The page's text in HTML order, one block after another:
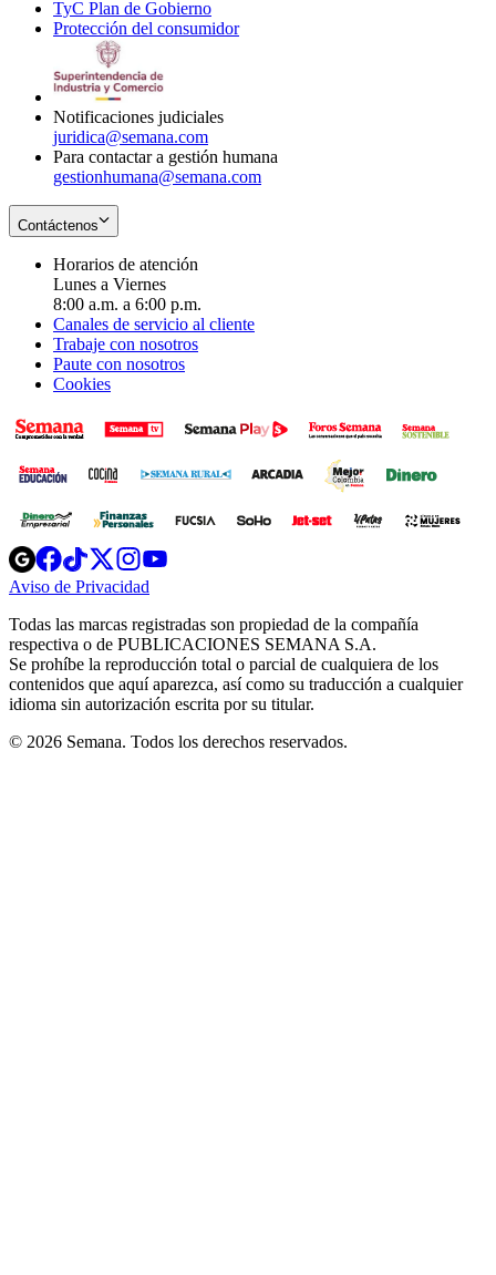
new
window
in
new
TyC Plan de Gobierno
in
Protección del consumidorOpens
Notificaciones judiciales
juridica@semana.com
Para contactar a gestión humana
gestionhumana@semana.com
Contáctenos
Horarios de atención
Lunes a Viernes
8:00 a.m. a 6:00 p.m.
Canales de servicio al cliente
Trabaje con nosotros
Paute con nosotros
Cookies
Opens
in
new
Opens
in
new
Opens
in
new
window
Opens
new
windowwindow
Aviso de Privacidad
new
window
Todas las marcas registradas son propiedad de la compañía
respectiva o de PUBLICACIONES SEMANA S.A.
Se prohíbe la reproducción total o parcial de cualquiera de los
contenidos que aquí aparezca, así como su traducción a cualquier
idioma sin autorización escrita por su titular.
© 2026 Semana. Todos los derechos reservados.